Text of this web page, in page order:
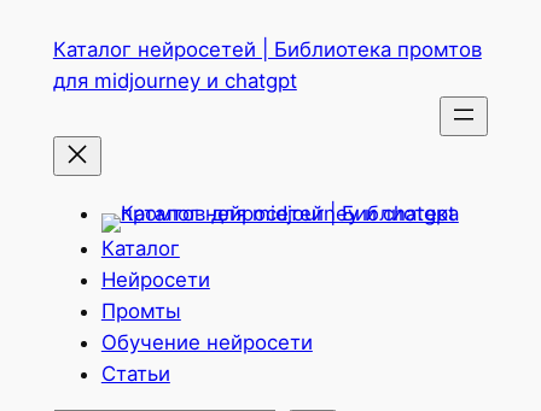
содержимому
Каталог нейросетей | Библиотека промтов
для midjourney и chatgpt
Каталог
Нейросети
Промты
Обучение нейросети
Статьи